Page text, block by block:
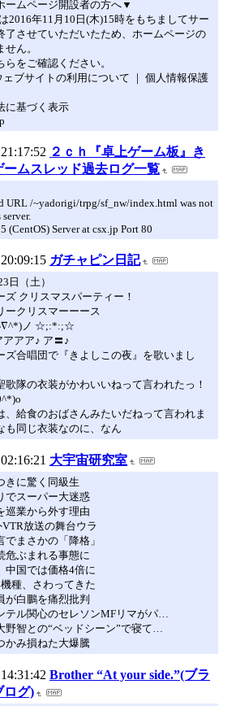
ームページ開設者の方へ▼
2016年11月10日(木)15時をもちましてサー
了させていただいたため、ホームページの
ん。
らをご確認ください。
ェブサイトの利用について ｜ 個人情報保護
に基づく表示
２ｃｈ『卓上ゲーム板』き
ームスレッド過去ログ一覧
URL /~yadorigi/trpg/sf_nw/index.html was not
(CentOS) Server at csx.jp Port 80
ガチャピン日記
日（土）
ズ クリスマスパーティー！
ークリスマーーース
ノ ☆;:*:;☆
アアア♪ ア〓♪
ズ合唱団で『きよしこの夜』を歌いまし
歌隊の衣装がかわいいねって言われたっ！
、給食のおばさんみたいだねって言われま
も同じ衣装なのに、なん
大宇宙研究室
きに驚く同級生
でスーパー大迷惑
巡業から外す理由
VTR放送の舞台ウラ
でまさかの「降格」
危ぶまれる事態に
中国では価格4倍に
種、さわってきた
が白鵬を痛烈批判
テル関心のセレソンMFリマがパ…
野智との“ベッドシーン”で寝て…
かみ損ねた大爆騰
Brother “At your side.”(ブラ
ログ)